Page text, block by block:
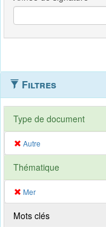
Filtres
Type de document
Autre
Thématique
Mer
Mots clés